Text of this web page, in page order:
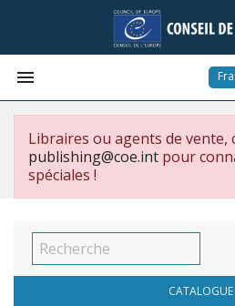

Libraires ou agents de vente,
publishing@coe.int pour
spéciales !
CATALOGUE